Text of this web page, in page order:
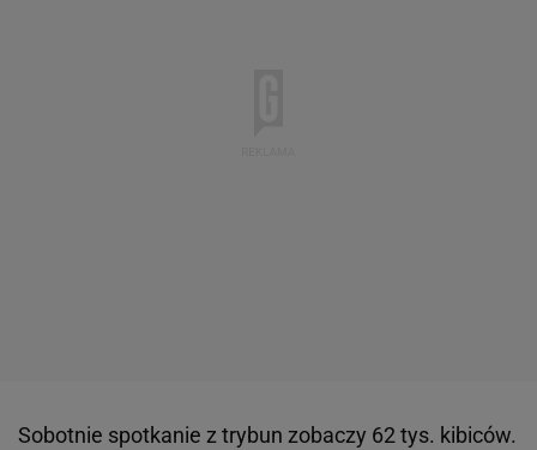
Sobotnie spotkanie z trybun zobaczy 62 tys. kibiców.